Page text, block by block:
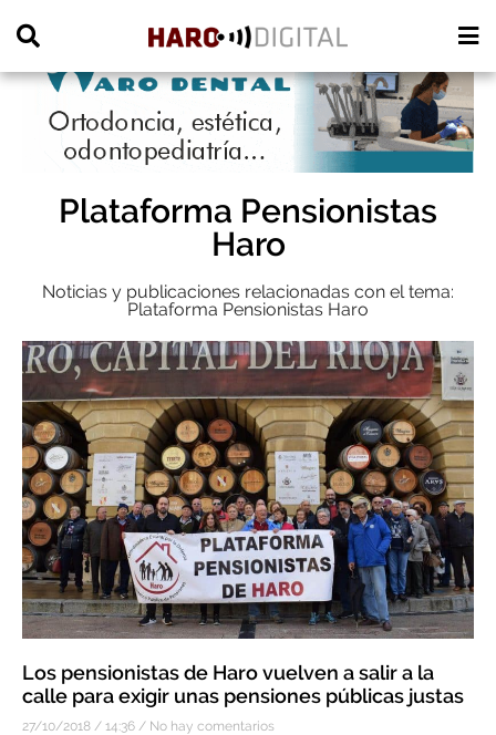
Plataforma Pensionistas
Haro
Noticias y publicaciones relacionadas con el tema:
Plataforma Pensionistas Haro
Los pensionistas de Haro vuelven a salir a la
calle para exigir unas pensiones públicas justas
27/10/2018 14:36 No hay comentarios